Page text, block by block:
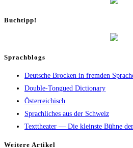
Buch­tipp!
Sprachblogs
Deutsche Brocken in fremden
Double-Tongued Dictionary
Österreichisch
Sprachliches aus der Schweiz
Texttheater — Die kleinste Bühne
Wei­te­re Artikel